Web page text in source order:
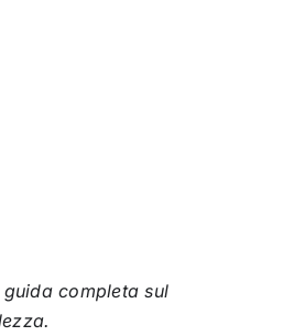
completa sul